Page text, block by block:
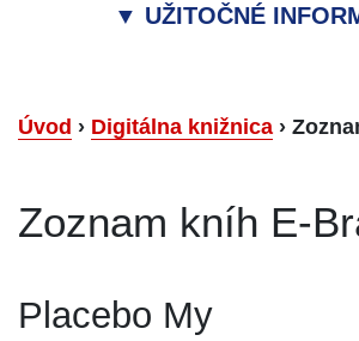
▼ UŽITOČNÉ
Úvod › Digitálna knižnica ›
Zoznam kníh E-
Placebo My